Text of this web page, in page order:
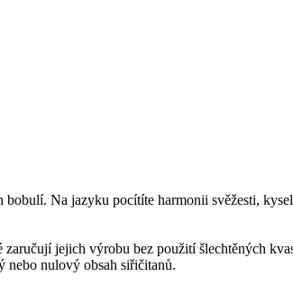
Na jazyku pocítíte harmonii svěžesti,
jejich výrobu bez použití šlechtěných
nebo nulový obsah siřičitanů.